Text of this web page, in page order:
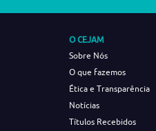
O CEJAM
Sobre Nós
O que fazemos
Ética e Transparência
Notícias
Títulos Recebidos